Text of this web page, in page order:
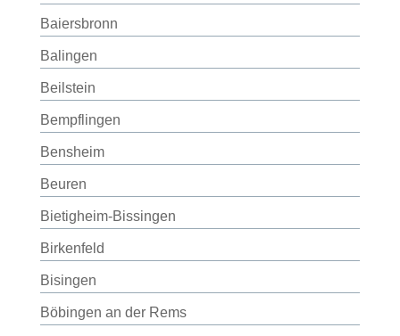
Baiersbronn
Balingen
Beilstein
Bempflingen
Bensheim
Beuren
Bietigheim-Bissingen
Birkenfeld
Bisingen
Böbingen an der Rems